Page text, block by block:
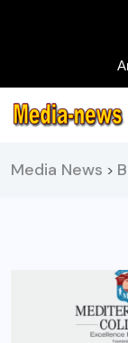
Media News >